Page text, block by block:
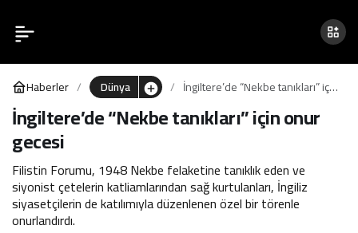
Haberler Dünya
İngiltere’de “Nekbe tanıkları” için
onur gecesi
İngiltere’de “Nekbe tanıkları” için onur
gecesi
Filistin Forumu, 1948 Nekbe felaketine tanıklık eden ve
siyonist çetelerin katliamlarından sağ kurtulanları, İngiliz
siyasetçilerin de katılımıyla düzenlenen özel bir törenle
onurlandırdı.
İngiltere’de “Nekbe
tanıkları” için onur gecesi
0